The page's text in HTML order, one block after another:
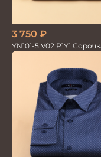
3 750 ₽
YN101-5 V02 P1Y1
мужская